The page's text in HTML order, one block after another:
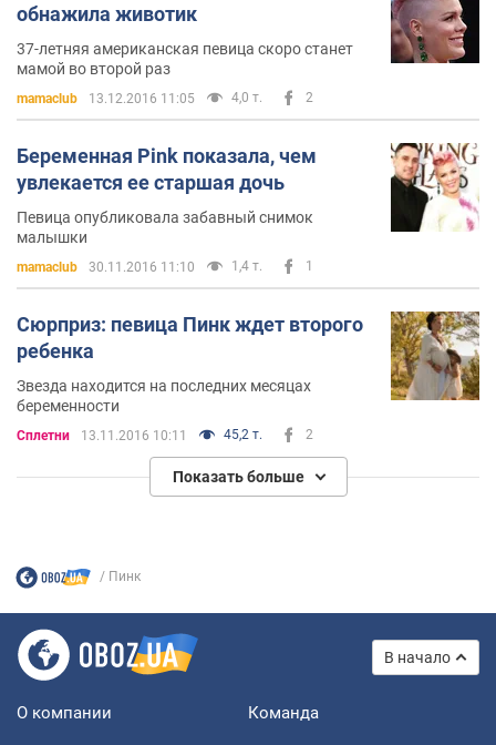
обнажила животик
37-летняя американская певица скоро станет
мамой во второй раз
mamaclub 13.12.2016 11:05 4,0 т. 2
Беременная Pink показала, чем
увлекается ее старшая дочь
Певица опубликовала забавный снимок
малышки
mamaclub 30.11.2016 11:10 1,4 т. 1
Сюрприз: певица Пинк ждет второго
ребенка
Звезда находится на последних месяцах
беременности
Сплетни 13.11.2016 10:11 45,2 т. 2
Показать больше
Пинк
В начало
О компании Команда